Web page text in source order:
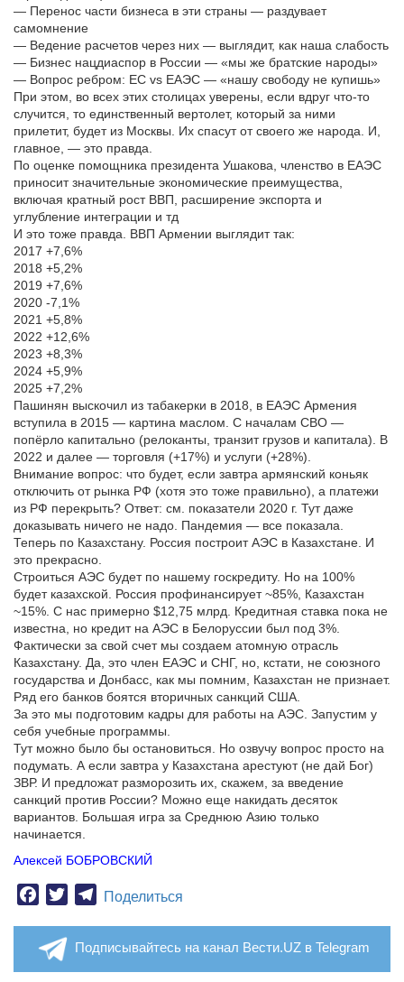
— Перенос части бизнеса в эти страны — раздувает
самомнение
— Ведение расчетов через них — выглядит, как наша слабость
— Бизнес нацдиаспор в России — «мы же братские народы»
— Вопрос ребром: ЕС vs ЕАЭС — «нашу свободу не купишь»
При этом, во всех этих столицах уверены, если вдруг что-то
случится, то единственный вертолет, который за ними
прилетит, будет из Москвы. Их спасут от своего же народа. И,
главное, — это правда.
По оценке помощника президента Ушакова, членство в ЕАЭС
приносит значительные экономические преимущества,
включая кратный рост ВВП, расширение экспорта и
углубление интеграции и тд
И это тоже правда. ВВП Армении выглядит так:
2017 +7,6%
2018 +5,2%
2019 +7,6%
2020 -7,1%
2021 +5,8%
2022 +12,6%
2023 +8,3%
2024 +5,9%
2025 +7,2%
Пашинян выскочил из табакерки в 2018, в ЕАЭС Армения
вступила в 2015 — картина маслом. С началам СВО —
попёрло капитально (релоканты, транзит грузов и капитала). В
2022 и далее — торговля (+17%) и услуги (+28%).
Внимание вопрос: что будет, если завтра армянский коньяк
отключить от рынка РФ (хотя это тоже правильно), а платежи
из РФ перекрыть? Ответ: см. показатели 2020 г. Тут даже
доказывать ничего не надо. Пандемия — все показала.
Теперь по Казахстану. Россия построит АЭС в Казахстане. И
это прекрасно.
Строиться АЭС будет по нашему госкредиту. Но на 100%
будет казахской. Россия профинансирует ~85%, Казахстан
~15%. С нас примерно $12,75 млрд. Кредитная ставка пока не
известна, но кредит на АЭС в Белоруссии был под 3%.
Фактически за свой счет мы создаем атомную отрасль
Казахстану. Да, это член ЕАЭС и СНГ, но, кстати, не союзного
государства и Донбасс, как мы помним, Казахстан не признает.
Ряд его банков боятся вторичных санкций США.
За это мы подготовим кадры для работы на АЭС. Запустим у
себя учебные программы.
Тут можно было бы остановиться. Но озвучу вопрос просто на
подумать. А если завтра у Казахстана арестуют (не дай Бог)
ЗВР. И предложат разморозить их, скажем, за введение
санкций против России? Можно еще накидать десяток
вариантов. Большая игра за Среднюю Азию только
начинается.
Алексей БОБРОВСКИЙ
Facebook
TwitterTelegram
Поделиться
Подписывайтесь на канал Вести.UZ в Telegram